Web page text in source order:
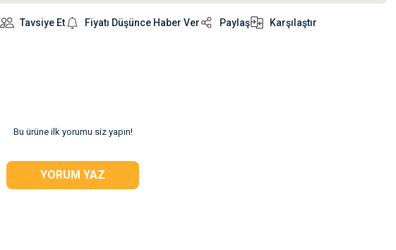
Tavsiye Et Fiyatı Düşünce Haber Ver Paylaş Karşılaştır
Bu ürüne ilk yorumu siz yapın!
YORUM YAZ